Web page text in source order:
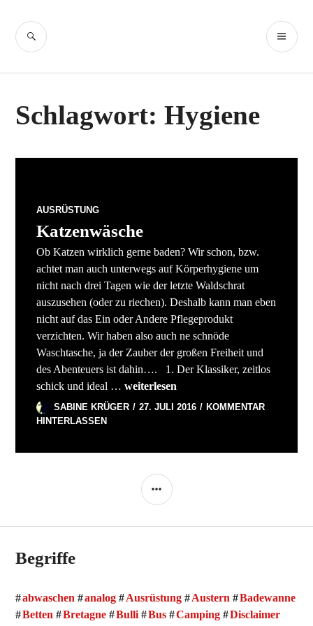
Inhalt
springen
SUCHE
Schlagwort:Hygiene
AUSRÜSTUNG
Katzenwäsche
Ob Katzen wirklich gerne baden? Wir schon, bzw.
achtet man auch unterwegs auf Körperhygiene um
nicht nach drei Tagen wie der letzte Waldschrat
auszusehen (oder zu riechen). Deshalb kann man eben
nicht auf das Ein oder Andere Pflegeprodukt
verzichten. Wir haben also auch ne schnöde
Waschtasche, ja der Zauber der großen Freiheit und
des Abenteuers ist dahin…. 1. Der Klassiker, zeitlos
schick und ideal …Katzenwäsche
weiterlesen
SABINE KRÜGER 27. JULI 2016
KOMMENTAR
HINTERLASSEN
SEITENLEISTE
Begriffe
abwaschen analog Ausrüstung Austern
Badewanne
Betten
Bretagne Bulli Bus Camping
Disclaimer